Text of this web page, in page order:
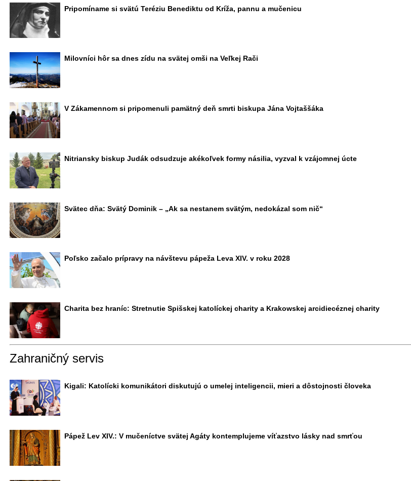
Pripomíname si svätú Teréziu Benediktu od Kríža, pannu a mučenicu
Milovníci hôr sa dnes zídu na svätej omši na Veľkej Rači
V Zákamennom si pripomenuli pamätný deň smrti biskupa Jána Vojtaššáka
Nitriansky biskup Judák odsudzuje akékoľvek formy násilia, vyzval k vzájomnej úcte
Svätec dňa: Svätý Dominik – „Ak sa nestanem svätým, nedokázal som nič“
Poľsko začalo prípravy na návštevu pápeža Leva XIV. v roku 2028
Charita bez hraníc: Stretnutie Spišskej katolíckej charity a Krakowskej arcidiecéznej charity
Zahraničný servis
Kigali: Katolícki komunikátori diskutujú o umelej inteligencii, mieri a dôstojnosti človeka
Pápež Lev XIV.: V mučeníctve svätej Agáty kontemplujeme víťazstvo lásky nad smrťou